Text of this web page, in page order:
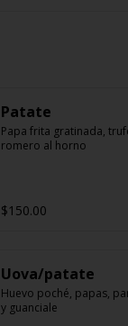
Patate
Papa frita gratinada,
romero al horno
$150.00
Uova/patate
Huevo poché, papas,
y guanciale